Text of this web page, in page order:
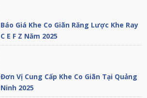
Báo Giá Khe Co Giãn Răng Lược Khe Ray
C E F Z Năm 2025
Đơn Vị Cung Cấp Khe Co Giãn Tại Quảng
Ninh 2025